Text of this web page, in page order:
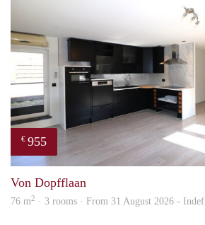
€ 955
Von Dopfflaan
76 m2 · 3 rooms · From 31 August 2026 -